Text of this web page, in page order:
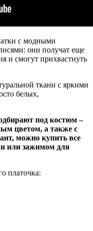
с модными
они получат еще
и смогут прихвастнуть
ткани с яркими
белых,
под костюм –
цветом, а также с
можно купить все
или зажимом для
платочка: